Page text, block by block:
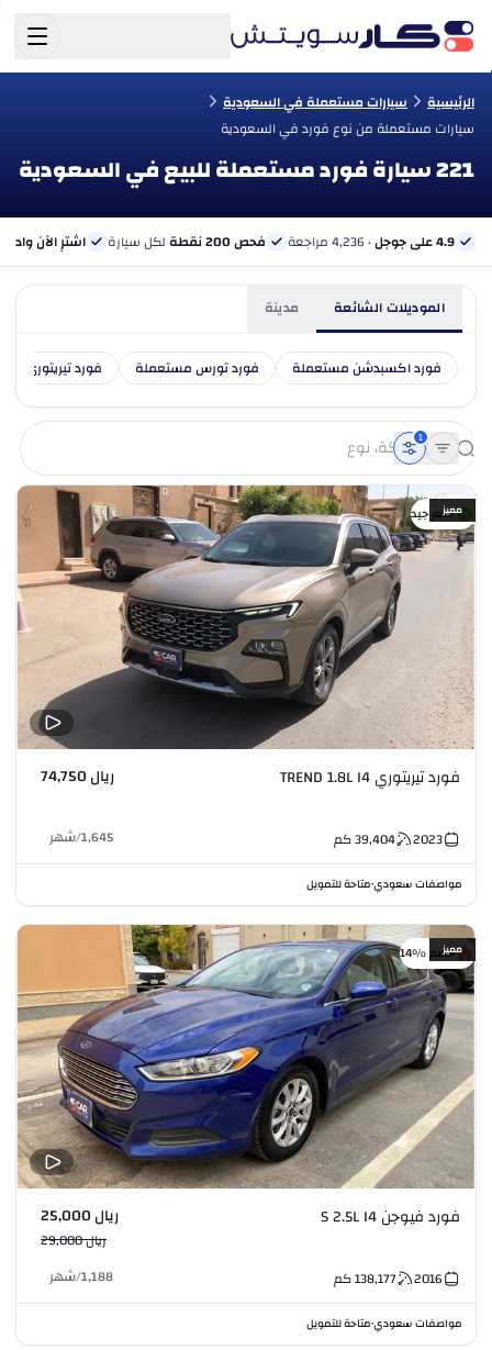
الرئيسية
سيارات مستعملة في السعودية
سيارات مستعملة من نوع فورد في السعودية
221 سيارة فورد مستعملة للبيع في السعودية
4.9 على جوجل · 4,236 مراجعة فحص 200 نقطة لكل سيارة اشترِ الآن
الموديلات الشائعة مدينة
فورد اكسبدشن مستعملة فورد تورس مستعملة فورد تيريتوري
1
سعر جيدمميز
فورد تيريتوري TREND 1.8L I4 ريال 74,750
2023
39,404كم 1,645
/شهر
مواصفات سعودي•متاحة للتمويل
خصم %14مميز
فورد فيوجن S 2.5L I4 ريال 25,000
ريال 29,000
2016
138,177كم 1,188
/شهر
مواصفات سعودي•متاحة للتمويل